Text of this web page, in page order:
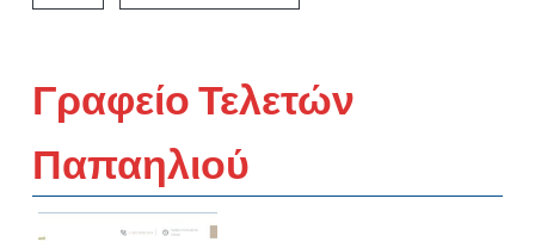
Γραφείο Τελετών
Παπαηλιού